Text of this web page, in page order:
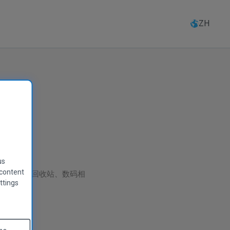
ZH
算机、回收站、数码相